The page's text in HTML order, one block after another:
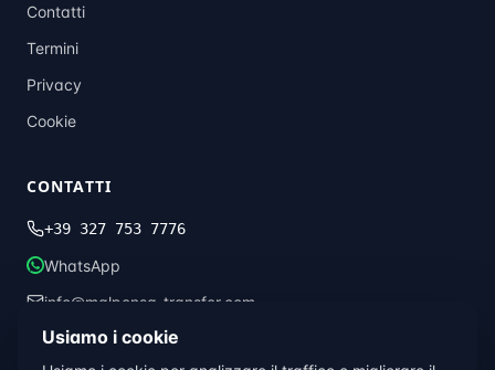
Contatti
Termini
Privacy
Cookie
CONTATTI
+39 327 753 7776
WhatsApp
info@malpensa-transfer.com
Usiamo i cookie